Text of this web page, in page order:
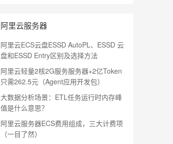
阿里云服务器
阿里云ECS云盘ESSD AutoPL、ESSD 云
盘和ESSD Entry区别及选择方法
阿里云轻量2核2G服务服务器+2亿Token
只需262.5元（Agent应用开发包）
大数据分析场景：ETL任务运行时内存峰
值是什么意思？
阿里云服务器ECS费用组成，三大计费项
（一目了然）